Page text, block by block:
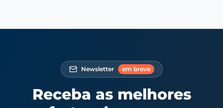
Newsletter em breve
Receba as melhores